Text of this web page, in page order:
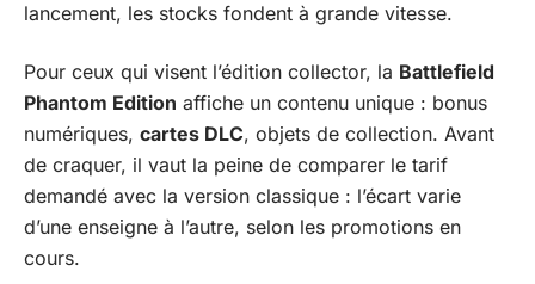
lancement, les stocks fondent à grande vitesse.
Pour ceux qui visent l’édition collector, la Battlefield
Phantom Edition affiche un contenu unique : bonus
numériques, cartes DLC, objets de collection. Avant
de craquer, il vaut la peine de comparer le tarif
demandé avec la version classique : l’écart varie
d’une enseigne à l’autre, selon les promotions en
cours.